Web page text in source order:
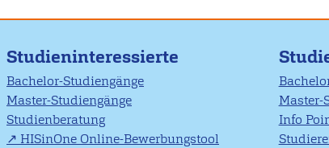
Studieninteressierte
Bachelor-Studiengänge
Master-Studiengänge
Studienberatung
HISinOne Online-Bewerbungstool
Master-
Info